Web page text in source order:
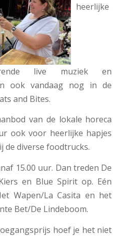
heerlijke
live muziek en
ook vandaag nog in de
and Bites.
van de lokale horeca
ook voor heerlijke hapjes
de diverse foodtrucks.
15.00 uur. Dan treden De
en Blue Spirit op. Eén
Wapen/La Casita en het
Bet/De Lindeboom.
hoef je het niet